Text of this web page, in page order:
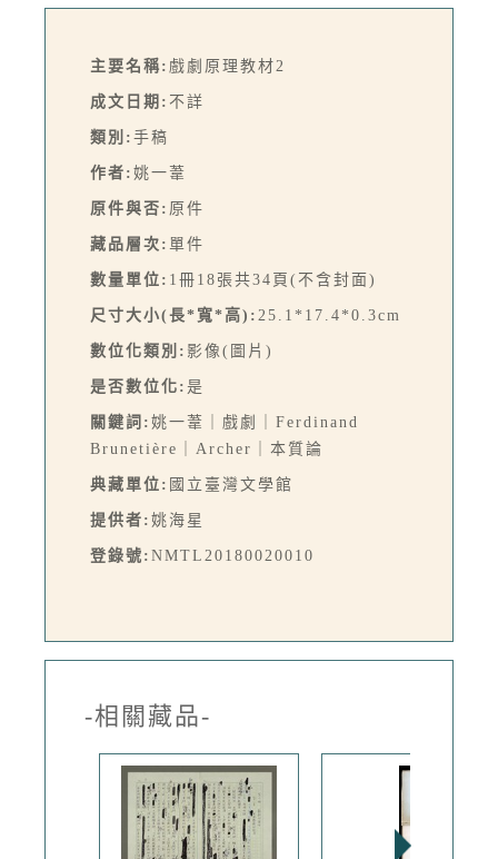
主要名稱: 戲劇原理教材2
成文日期: 不詳
類別: 手稿
作者: 姚一葦
原件與否: 原件
藏品層次: 單件
數量單位: 1冊18張共34頁(不含封面)
尺寸大小(長*寬*高): 25.1*17.4*0.3cm
數位化類別: 影像(圖片)
是否數位化: 是
關鍵詞: 姚一葦｜戲劇｜Ferdinand
Brunetière｜Archer｜本質論
典藏單位: 國立臺灣文學館
提供者: 姚海星
登錄號: NMTL20180020010
-相關藏品-